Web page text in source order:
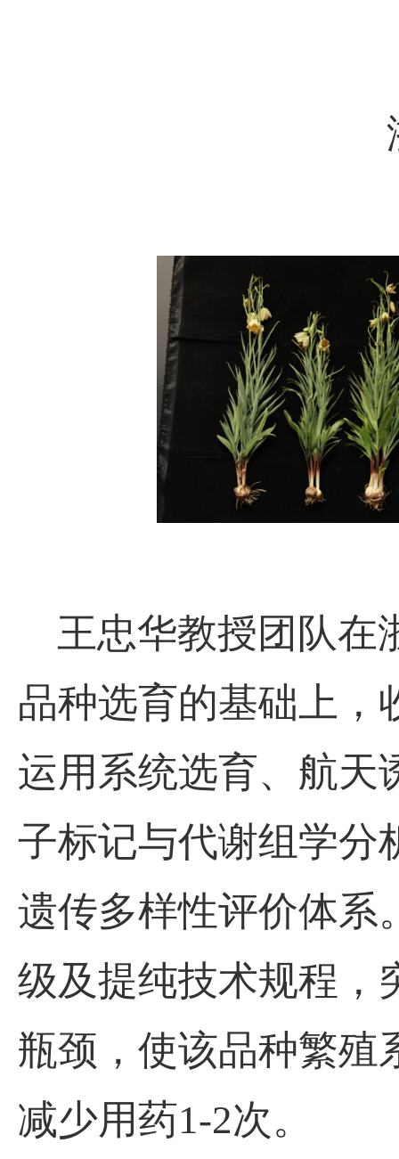
王忠华教授团队在
品种选育的基础上，
运用系统选育、航天
子标记与代谢组学分
遗传多样性评价体系
级及提纯技术规程，
瓶颈，使该品种繁殖
减少用药1-2次。